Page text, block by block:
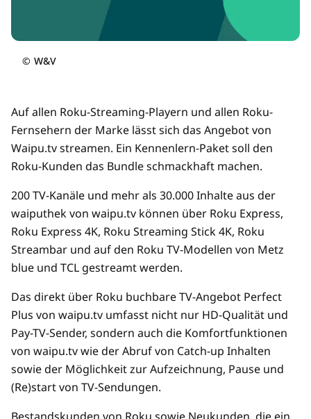
© W&V
Auf allen Roku-Streaming-Playern und allen Roku-
Fernsehern der Marke lässt sich das Angebot von
Waipu.tv streamen. Ein Kennenlern-Paket soll den
Roku-Kunden das Bundle schmackhaft machen.
200 TV-Kanäle und mehr als 30.000 Inhalte aus der
waiputhek von waipu.tv können über Roku Express,
Roku Express 4K, Roku Streaming Stick 4K, Roku
Streambar und auf den Roku TV-Modellen von Metz
blue und TCL gestreamt werden.
Das direkt über Roku buchbare TV-Angebot Perfect
Plus von waipu.tv umfasst nicht nur HD-Qualität und
Pay-TV-Sender, sondern auch die Komfortfunktionen
von waipu.tv wie der Abruf von Catch-up Inhalten
sowie der Möglichkeit zur Aufzeichnung, Pause und
(Re)start von TV-Sendungen.